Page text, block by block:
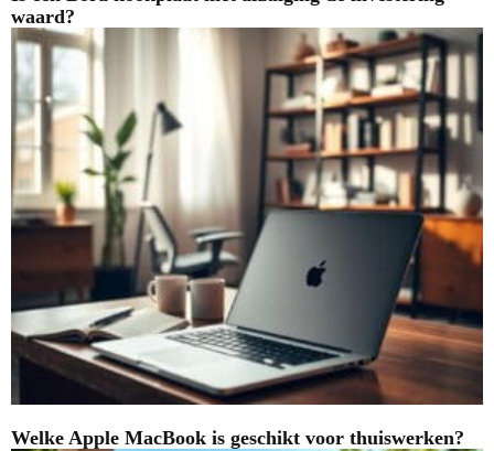
waard?
Welke Apple MacBook is geschikt voor thuiswerken?